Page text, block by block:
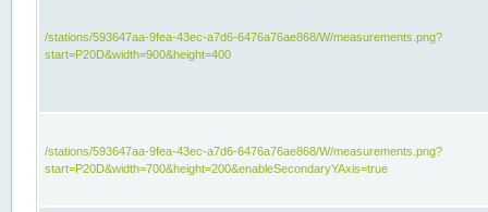
/stations/593647aa-9fea-43ec-a7d6-6476a76ae868/W/measurements.png?
start=P20D&width=900&height=400
/stations/593647aa-9fea-43ec-a7d6-6476a76ae868/W/measurements.png?
start=P20D&width=700&height=200&enableSecondaryYAxis=true